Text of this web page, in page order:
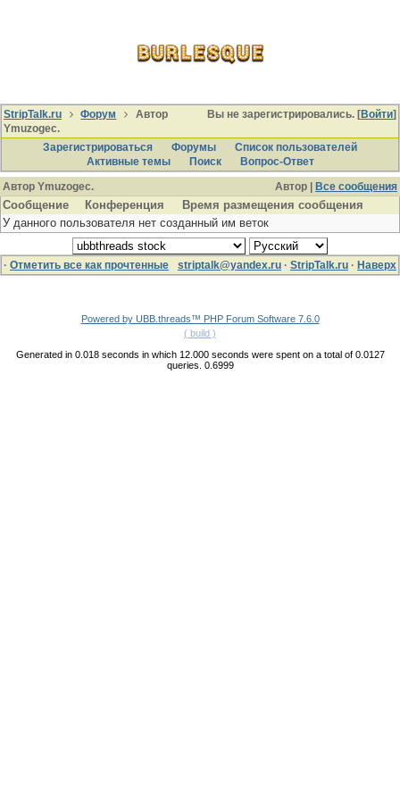
Вы не зарегистрировались. [Войти]
StripTalk.ru Форум
Автор
Ymuzogec.
Зарегистрироваться
Форумы
Список пользователей
Активные темы
Поиcк
Вопрос-Ответ
Автор |
Все сообщения
Автор Ymuzogec.
Сообщение Конференция
Время размещения сообщения
У данного пользователя нет созданный им веток
· Отметить все как прочтенные striptalk@yandex.ru · StripTalk.ru · Наверх
Powered by UBB.threads™ PHP Forum Software 7.6.0
( build )
Generated in 0.018 seconds in which 12.000 seconds were spent on a total of 0.0127
queries. 0.6999